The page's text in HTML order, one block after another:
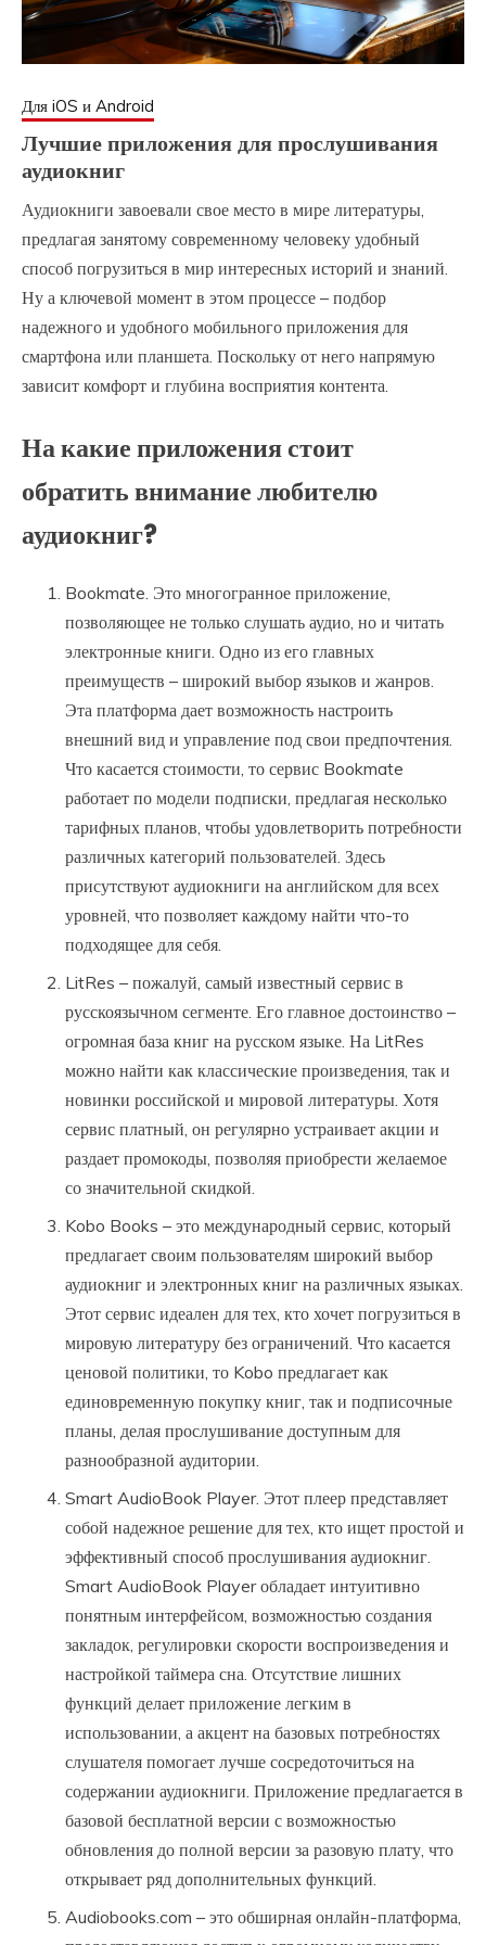
Для iOS и Android
Лучшие приложения для прослушивания
аудиокниг
Аудиокниги завоевали свое место в мире литературы,
предлагая занятому современному человеку удобный
способ погрузиться в мир интересных историй и знаний.
Ну а ключевой момент в этом процессе – подбор
надежного и удобного мобильного приложения для
смартфона или планшета. Поскольку от него напрямую
зависит комфорт и глубина восприятия контента.
На какие приложения стоит
обратить внимание любителю
аудиокниг?
Bookmate. Это многогранное приложение,
позволяющее не только слушать аудио, но и читать
электронные книги. Одно из его главных
преимуществ – широкий выбор языков и жанров.
Эта платформа дает возможность настроить
внешний вид и управление под свои предпочтения.
Что касается стоимости, то сервис Bookmate
работает по модели подписки, предлагая несколько
тарифных планов, чтобы удовлетворить потребности
различных категорий пользователей. Здесь
присутствуют аудиокниги на английском для всех
уровней, что позволяет каждому найти что-то
подходящее для себя.
LitRes – пожалуй, самый известный сервис в
русскоязычном сегменте. Его главное достоинство –
огромная база книг на русском языке. На LitRes
можно найти как классические произведения, так и
новинки российской и мировой литературы. Хотя
сервис платный, он регулярно устраивает акции и
раздает промокоды, позволяя приобрести желаемое
со значительной скидкой.
Kobo Books – это международный сервис, который
предлагает своим пользователям широкий выбор
аудиокниг и электронных книг на различных языках.
Этот сервис идеален для тех, кто хочет погрузиться в
мировую литературу без ограничений. Что касается
ценовой политики, то Kobo предлагает как
единовременную покупку книг, так и подписочные
планы, делая прослушивание доступным для
разнообразной аудитории.
Smart AudioBook Player. Этот плеер представляет
собой надежное решение для тех, кто ищет простой и
эффективный способ прослушивания аудиокниг.
Smart AudioBook Player обладает интуитивно
понятным интерфейсом, возможностью создания
закладок, регулировки скорости воспроизведения и
настройкой таймера сна. Отсутствие лишних
функций делает приложение легким в
использовании, а акцент на базовых потребностях
слушателя помогает лучше сосредоточиться на
содержании аудиокниги. Приложение предлагается в
базовой бесплатной версии с возможностью
обновления до полной версии за разовую плату, что
открывает ряд дополнительных функций.
Audiobooks.com – это обширная онлайн-платформа,